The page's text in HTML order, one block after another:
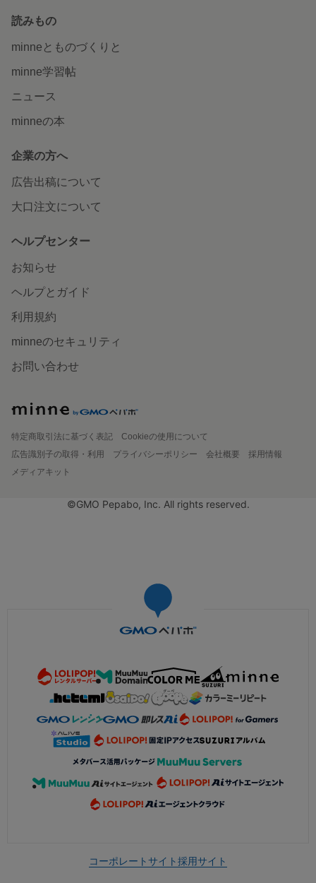
読みもの
minneとものづくりと
minne学習帖
ニュース
minneの本
企業の方へ
広告出稿について
大口注文について
ヘルプセンター
お知らせ
ヘルプとガイド
利用規約
minneのセキュリティ
お問い合わせ
特定商取引法に基づく表記
Cookieの使用について
広告識別子の取得・利用
プライバシーポリシー 会社概要
採用情報
メディアキット
©GMO Pepabo, Inc. All rights reserved.
コーポレートサイト採用サイト